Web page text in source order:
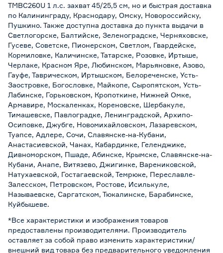
TMBC260U 1 л.с. захват 45/25,5 см, но и быстрая доставка
по Калининграду, Краснодару, Омску, Новороссийску,
Пушкино. Также доступна доставка до пункта выдачи в
Светлогорске, Балтийске, Зеленоградске, Черняховске,
Гусеве, Советске, Пионерском, Светлом, Гвардейске,
Кормиловке, Каличинске, Татарске, Розовке, Иртыше,
Черлаке, Красном Яре, Любинском, Марьяновке, Азово,
Гауфе, Таврическом, Иртышском, Белореченске, Усть-
Заостровке, Богословке, Майкопе, Сыропятском, Усть-
Лабинске, Горьковском, Кропоткине, Нижней Омке,
Армавире, Москаленках, Кореновске, Шербакуле,
Тимашевске, Павлоградке, Ленинградской, Архипо-
Осиповке, Джубге, Новомихайловском, Лазаревском,
Туапсе, Адлере, Сочи, Славянске-на-Кубани,
Анастасиевской, Чанах, Кабардинке, Геленджике,
Дивноморском, Пшаде, Абинске, Крымске, Славянске-на-
Кубани, Анапе, Витязево, Джигинке, Варениковской,
Натухаевской, Гостагаевской, Темрюке, Переславле-
Залесском, Петровском, Ростове, Исилькуле,
Называевске, Саргатском, Тюкалинске, Барабинске,
Куйбышеве.
*Все характеристики и изображения товаров
предоставлены производителями. Производитель
оставляет за собой право изменить характеристики/
внешний вид товара без предварительного уведомления